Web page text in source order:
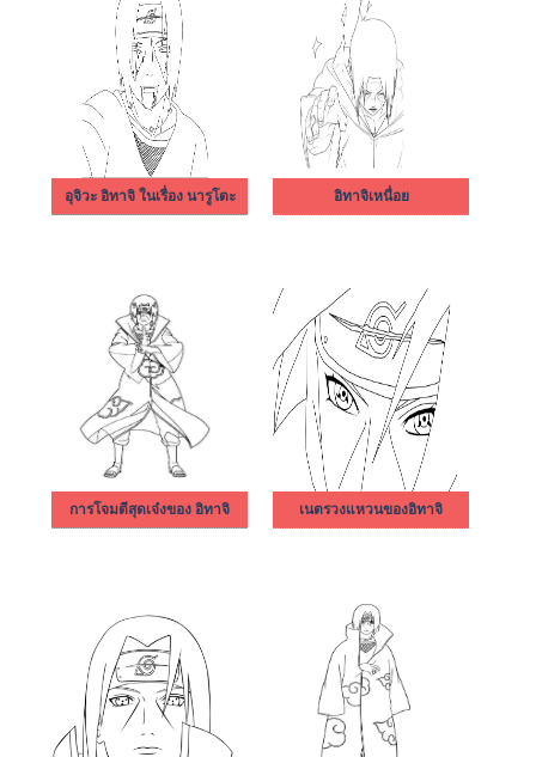
อุจิวะ อิทาจิ ในเรื่อง นารูโตะ อิทาจิเหนื่อย
การโจมตีสุดเจ๋งของ อิทาจิ เนตรวงแหวนของอิทาจิ